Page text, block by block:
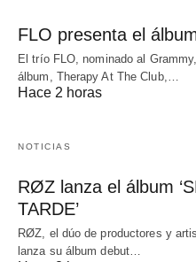
FLO presenta el
El trío FLO, nominado al
álbum, Therapy At The Club,…
Hace 2 horas
NOTICIAS
RØZ lanza el álbum
TARDE’
RØZ, el dúo de productores y
lanza su álbum debut…